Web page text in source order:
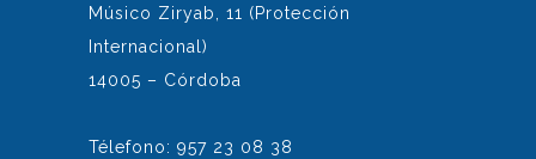
Músico Ziryab, 11 (Protección
Internacional)
14005 – Córdoba
Télefono: 957 23 08 38